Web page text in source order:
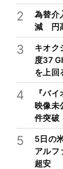
クルは
め注意
2
為替介
減 円
3
キオク
度37
を上回
4
『バ
映像未
件突破
5
5日の
アルフ
超安